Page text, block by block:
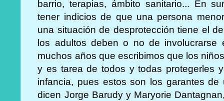
barrio, terapias, ámbito sanitario... En
tener indicios de que una persona
una situación de desprotección tiene el
los adultos deben o no de
muchos años que escribimos que los
y es tarea de todos y todas protegerles
infancia, pues estos son los garantes de
dicen Jorge Barudy y Maryorie